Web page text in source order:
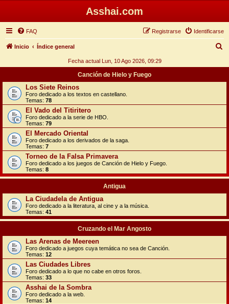
Asshai.com
FAQ Identificarse
Registrarse
Inicio Índice general
c
Fecha actual Lun, 10 Ago 2026, 09:29
Canción de Hielo y Fuego
Los Siete Reinos
Foro dedicado a los textos en castellano.
Temas: 78
El Vado del Titiritero
Foro dedicado a la serie de HBO.
Temas: 79
El Mercado Oriental
Foro dedicado a los derivados de la saga.
Temas: 7
Torneo de la Falsa Primavera
Foro dedicado a los juegos de Canción de Hielo y Fuego.
Temas: 8
Antigua
La Ciudadela de Antigua
Foro dedicado a la literatura, al cine y a la música.
Temas: 41
Cruzando el Mar Angosto
Las Arenas de Meereen
Foro dedicado a juegos cuya temática no sea de Canción.
Temas: 12
Las Ciudades Libres
Foro dedicado a lo que no cabe en otros foros.
Temas: 33
Asshai de la Sombra
Foro dedicado a la web.
Temas: 14